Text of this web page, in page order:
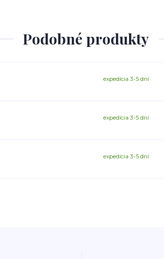
Podobné produkty
expedícia 3-5 dní
expedícia 3-5 dní
expedícia 3-5 dní